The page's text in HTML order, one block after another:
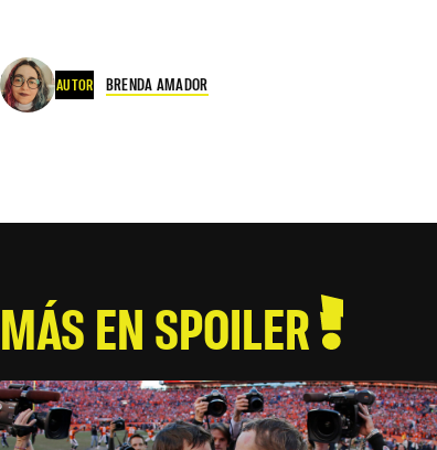
AUTOR BRENDA AMADOR
MÁS EN SPOILER